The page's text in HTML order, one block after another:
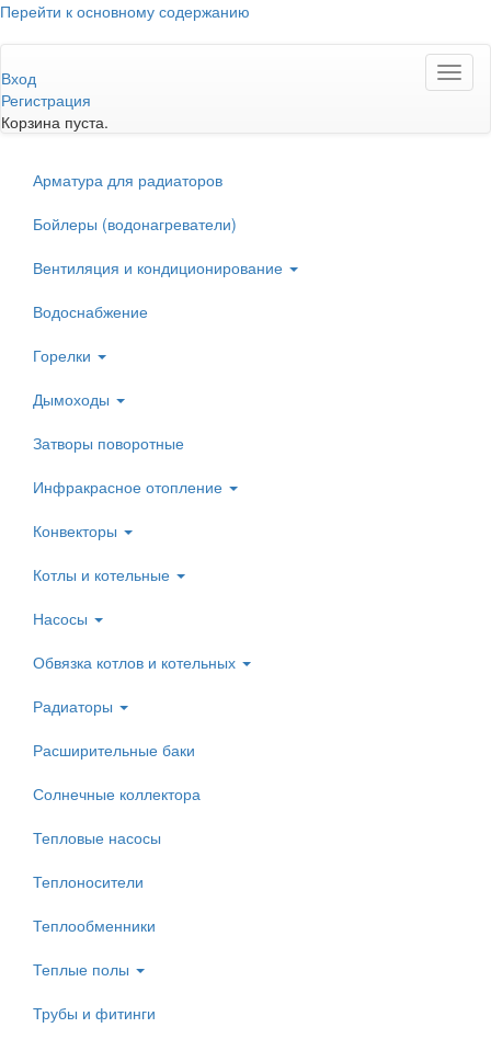
Перейти к основному содержанию
Вход
Регистрация
Корзина пуста.
Арматура для радиаторов
Бойлеры (водонагреватели)
Вентиляция и кондиционирование
Водоснабжение
Горелки
Дымоходы
Затворы поворотные
Инфракрасное отопление
Конвекторы
Котлы и котельные
Насосы
Обвязка котлов и котельных
Радиаторы
Расширительные баки
Солнечные коллектора
Тепловые насосы
Теплоносители
Теплообменники
Теплые полы
Трубы и фитинги